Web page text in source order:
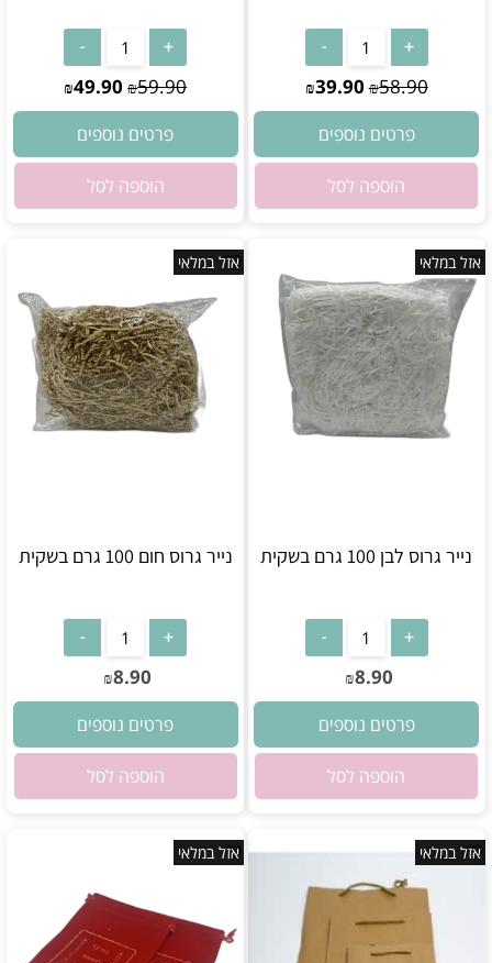
₪58.90
₪39.90
פרטים נוספים
הוספה לסל
₪59.90
₪49.90
פרטים נוספים
הוספה לסל
אזל במלאי
נייר גרוס לבן 100 גרם בשקית
₪8.90
פרטים נוספים
הוספה לסל
אזל במלאי
נייר גרוס חום 100 גרם בשקית
₪8.90
פרטים נוספים
הוספה לסל
אזל במלאי אזל במלאי